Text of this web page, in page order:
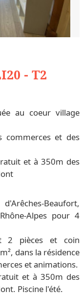
- T2
au coeur village
et des
et à 350m des
Beaufort,
Alpes pour 4
2 pièces et coin
dans la résidence
et animations.
et à 350m des
Piscine l'été.